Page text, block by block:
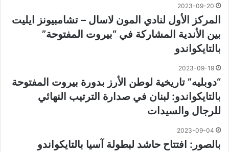
2023-09-20
المركز الأول لنادي المون لاسال – تشامبيونز ايليت
بين الأندية المشاركة في “بيروت المفتوحة”
بالتايكواندو
2023-09-19
“دوبليه” تاريخية لوطن الأرز بدورة بيروت المفتوحة
بالتايكواندو: لبنان في صدارة الترتيب النهائي
للرجال والسيدات
2023-09-04
بالصور: افتتاح حاشد لبطولة آسيا بالتايكواندو